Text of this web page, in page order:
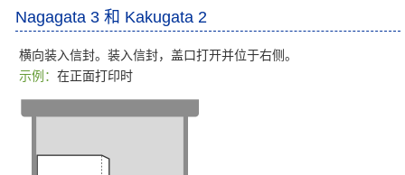
Nagagata 3 和 Kakugata 2
横向装入信封。装入信封，盖口打开并位于右侧。
示例： 在正面打印时